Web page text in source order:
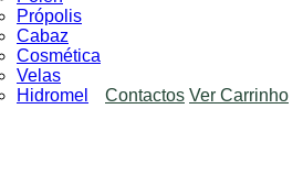
Própolis
Cabaz
Cosmética
Velas
Hidromel
Contactos Ver Carrinho